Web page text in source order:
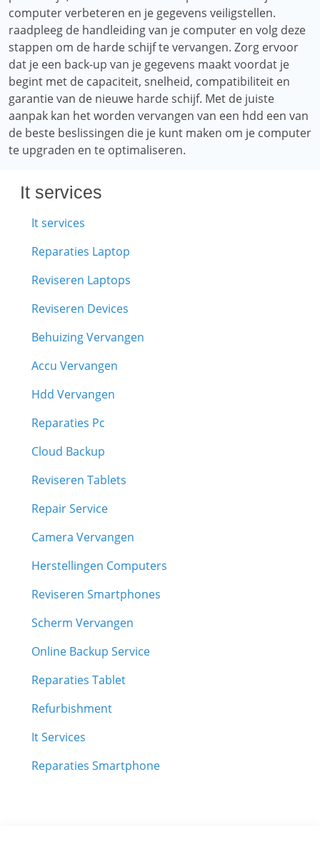
computer verbeteren en je gegevens veiligstellen.
raadpleeg de handleiding van je computer en volg deze
stappen om de harde schijf te vervangen. Zorg ervoor
dat je een back-up van je gegevens maakt voordat je
begint met de capaciteit, snelheid, compatibiliteit en
garantie van de nieuwe harde schijf. Met de juiste
aanpak kan het worden vervangen van een hdd een van
de beste beslissingen die je kunt maken om je computer
te upgraden en te optimaliseren.
It services
It services
Reparaties Laptop
Reviseren Laptops
Reviseren Devices
Behuizing Vervangen
Accu Vervangen
Hdd Vervangen
Reparaties Pc
Cloud Backup
Reviseren Tablets
Repair Service
Camera Vervangen
Herstellingen Computers
Reviseren Smartphones
Scherm Vervangen
Online Backup Service
Reparaties Tablet
Refurbishment
It Services
Reparaties Smartphone